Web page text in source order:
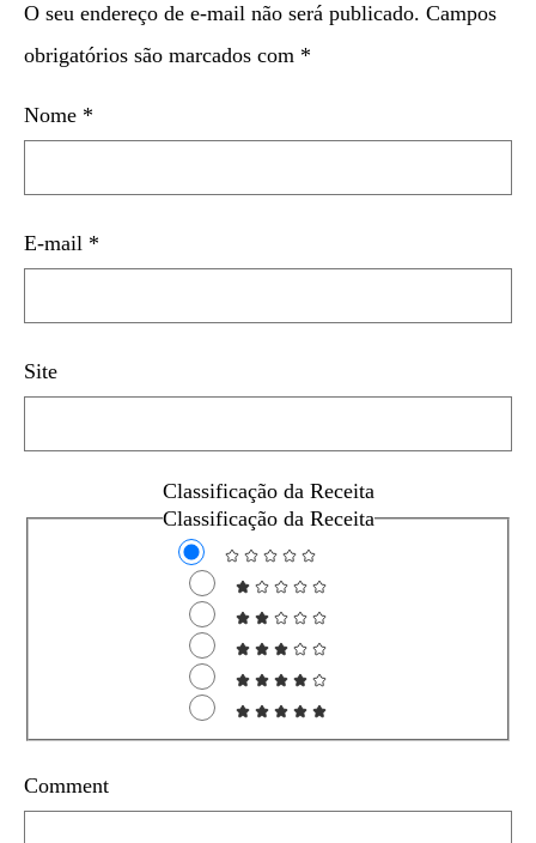
O seu endereço de e-mail não será publicado. Campos
obrigatórios são marcados com *
Nome *
E-mail *
Site
Classificação da Receita
Classificação da Receita
Comment